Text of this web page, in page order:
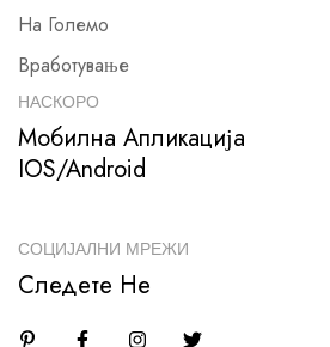
На Големо
Вработување
НАСКОРО
Мобилна Апликација
IOS/Android
СОЦИЈАЛНИ МРЕЖИ
Следете Не